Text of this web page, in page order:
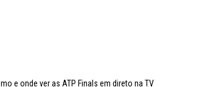
e onde ver as ATP Finals em direto na TV